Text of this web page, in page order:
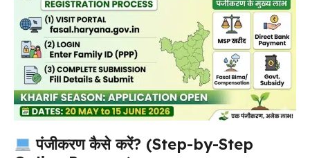
पंजीकरण कैसे करें? (Step-by-Step